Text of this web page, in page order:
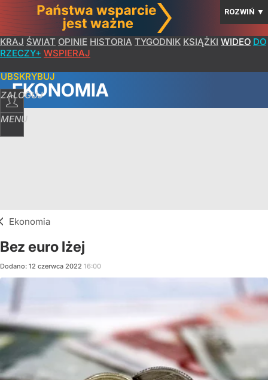
ROZWIŃ ▼
KRAJ ŚWIAT OPINIE HISTORIA TYGODNIK KSIĄŻKI WIDEO DO
RZECZY+ WSPIERAJ
ZALOGUJ
MENU
EKONOMIA
Ekonomia
Bez euro lżej
Dodano: 12 czerwca 2022 16:00